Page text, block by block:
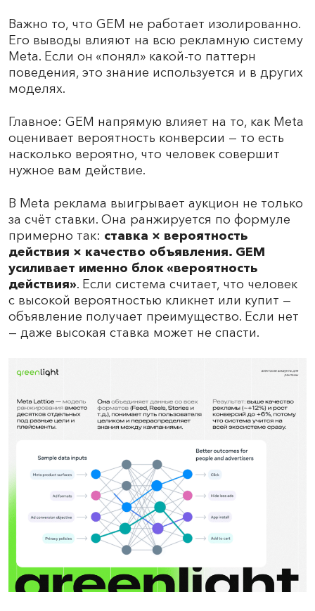
Важно то, что GEM не работает изолированно.
Его выводы влияют на всю рекламную систему
Meta. Если он «понял» какой-то паттерн
поведения, это знание используется и в других
моделях.
Главное: GEM напрямую влияет на то, как Meta
оценивает вероятность конверсии — то есть
насколько вероятно, что человек совершит
нужное вам действие.
В Meta реклама выигрывает аукцион не только
за счёт ставки. Она ранжируется по формуле
примерно так: ставка × вероятность
действия × качество объявления. GEM
усиливает именно блок «вероятность
действия». Если система считает, что человек
с высокой вероятностью кликнет или купит —
объявление получает преимущество. Если нет
— даже высокая ставка может не спасти.